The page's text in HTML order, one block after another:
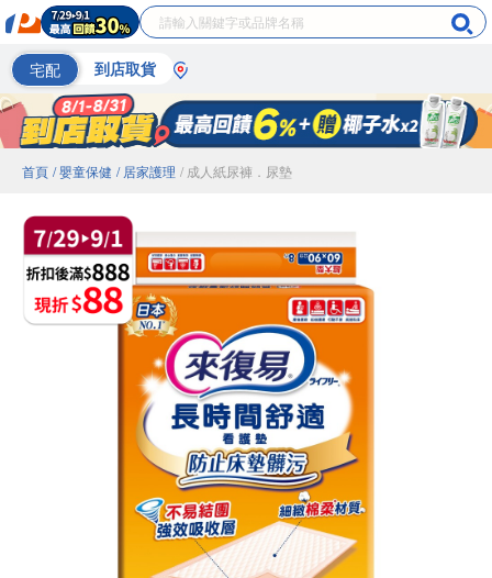
宅配 到店取貨
首頁 / 嬰童保健 / 居家護理 / 成人紙尿褲．尿墊